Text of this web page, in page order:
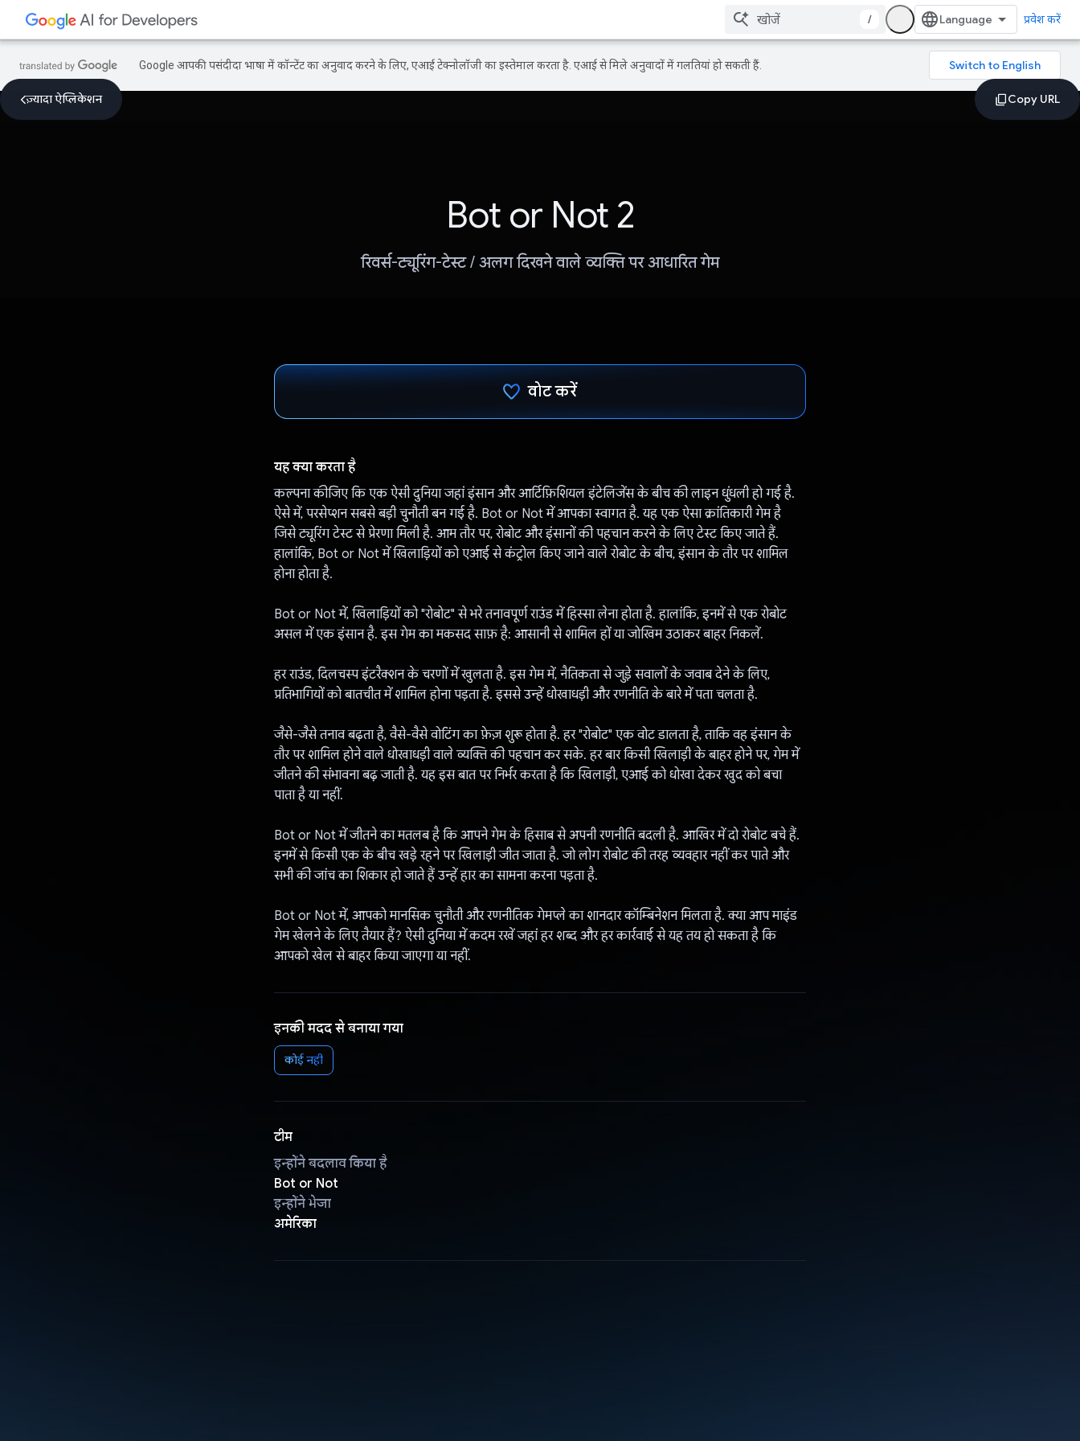
/ प्रवेश करें
Google आपकी पसंदीदा भाषा में कॉन्टेंट का अनुवाद करने के लिए, एआई टेक्नोलॉजी का इस्तेमाल करता है. एआई से मिले अनुवादों में गलतियां हो सकती हैं.
ज़्यादा ऐप्लिकेशन
Bot or Not 2
रिवर्स-ट्यूरिंग-टेस्ट / अलग दिखने वाले व्यक्ति पर आधारित गेम
वोट करें
यह क्या करता है
कल्पना कीजिए कि एक ऐसी दुनिया जहां इंसान और आर्टिफ़िशियल इंटेलिजेंस के बीच की लाइन धुंधली हो गई है.
ऐसे में, परसेप्शन सबसे बड़ी चुनौती बन गई है. Bot or Not में आपका स्वागत है. यह एक ऐसा क्रांतिकारी गेम है
जिसे ट्यूरिंग टेस्ट से प्रेरणा मिली है. आम तौर पर, रोबोट और इंसानों की पहचान करने के लिए टेस्ट किए जाते हैं.
हालांकि, Bot or Not में खिलाड़ियों को एआई से कंट्रोल किए जाने वाले रोबोट के बीच, इंसान के तौर पर शामिल
होना होता है.
Bot or Not में, खिलाड़ियों को "रोबोट" से भरे तनावपूर्ण राउंड में हिस्सा लेना होता है. हालांकि, इनमें से एक रोबोट
असल में एक इंसान है. इस गेम का मकसद साफ़ है: आसानी से शामिल हों या जोखिम उठाकर बाहर निकलें.
हर राउंड, दिलचस्प इंटरैक्शन के चरणों में खुलता है. इस गेम में, नैतिकता से जुड़े सवालों के जवाब देने के लिए,
प्रतिभागियों को बातचीत में शामिल होना पड़ता है. इससे उन्हें धोखाधड़ी और रणनीति के बारे में पता चलता है.
जैसे-जैसे तनाव बढ़ता है, वैसे-वैसे वोटिंग का फ़ेज़ शुरू होता है. हर "रोबोट" एक वोट डालता है, ताकि वह इंसान के
तौर पर शामिल होने वाले धोखाधड़ी वाले व्यक्ति की पहचान कर सके. हर बार किसी खिलाड़ी के बाहर होने पर, गेम में
जीतने की संभावना बढ़ जाती है. यह इस बात पर निर्भर करता है कि खिलाड़ी, एआई को धोखा देकर खुद को बचा
पाता है या नहीं.
Bot or Not में जीतने का मतलब है कि आपने गेम के हिसाब से अपनी रणनीति बदली है. आखिर में दो रोबोट बचे हैं.
इनमें से किसी एक के बीच खड़े रहने पर खिलाड़ी जीत जाता है. जो लोग रोबोट की तरह व्यवहार नहीं कर पाते और
सभी की जांच का शिकार हो जाते हैं उन्हें हार का सामना करना पड़ता है.
Bot or Not में, आपको मानसिक चुनौती और रणनीतिक गेमप्ले का शानदार कॉम्बिनेशन मिलता है. क्या आप माइंड
गेम खेलने के लिए तैयार हैं? ऐसी दुनिया में कदम रखें जहां हर शब्द और हर कार्रवाई से यह तय हो सकता है कि
आपको खेल से बाहर किया जाएगा या नहीं.
इनकी मदद से बनाया गया
कोई नहीं
टीम
इन्होंने बदलाव किया है
Bot or Not
इन्होंने भेजा
अमेरिका